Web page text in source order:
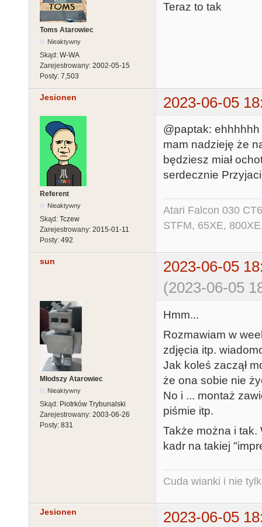
Toms Atarowiec
Nieaktywny
Skąd: W-WA
Zarejestrowany: 2002-05-15
Posty: 7,503
Teraz to tak
Jesionen 2023-06-05
Referent
Nieaktywny
Skąd: Tczew
Zarejestrowany: 2015-01-11
Posty: 492
@paptak:
mam nadzieję że
będziesz miał
serdecznie
Atari Falcon 030
STFM, 65XE,
sun
2023-06-05
(2023-06-05
Młodszy Atarowiec
Nieaktywny
Skąd: Piotrków Trybunalski
Zarejestrowany: 2003-06-26
Posty: 831
Hmm...
Rozmawiam w
zdjęcia itp.
Jak koleś zaczął
że ona sobie nie
No i ... montaż
piśmie itp.
Także można i tak.
kadr na takiej
Cuda wianki i nie
Jesionen
2023-06-05